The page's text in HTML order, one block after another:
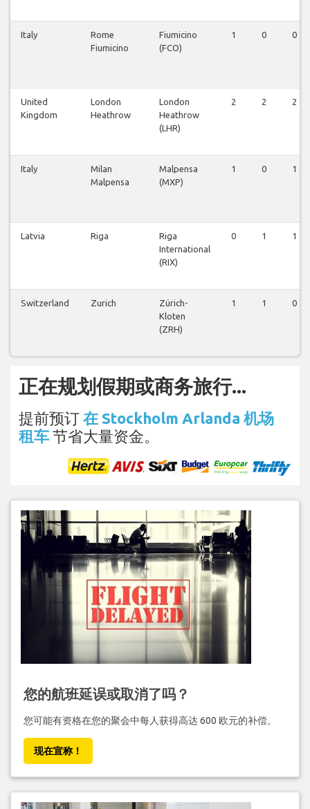
Italy
Rome
Fiumicino
Fiumicino
(FCO)
1 0 0
United
Kingdom
London
Heathrow
London
Heathrow
(LHR)
2 2 2
Italy
Milan
Malpensa
Malpensa
(MXP)
1 0 1
Latvia Riga
Riga
International
(RIX)
0 1 1
Switzerland Zurich
Zürich-
Kloten
(ZRH)
1 1 0
正在规划假期或商务旅行...
提前预订 在 Stockholm Arlanda 机场
租车 节省大量资金。
您的航班延误或取消了吗？
您可能有资格在您的聚会中每人获得高达 600 欧元的补偿。
现在宣称！